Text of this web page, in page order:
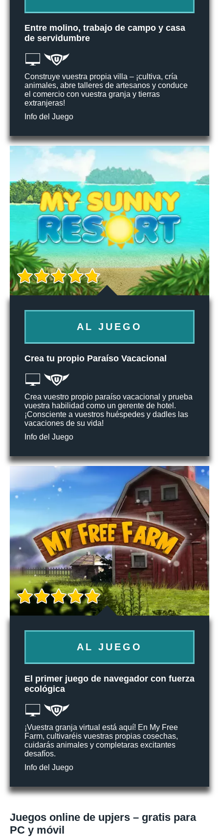
Entre molino, trabajo de campo y casa
de servidumbre
Construye vuestra propia villa – ¡cultiva, cría
animales, abre talleres de artesanos y conduce
el comercio con vuestra granja y tierras
extranjeras!
Info del Juego
AL JUEGO
Crea tu propio Paraíso Vacacional
Crea vuestro propio paraíso vacacional y prueba
vuestra habilidad como un gerente de hotel.
¡Consciente a vuestros huéspedes y dadles las
vacaciones de su vida!
Info del Juego
AL JUEGO
El primer juego de navegador con fuerza
ecológica
¡Vuestra granja virtual está aquí! En My Free
Farm, cultivaréis vuestras propias cosechas,
cuidarás animales y completaras excitantes
desafíos.
Info del Juego
Juegos online de upjers – gratis para
PC y móvil